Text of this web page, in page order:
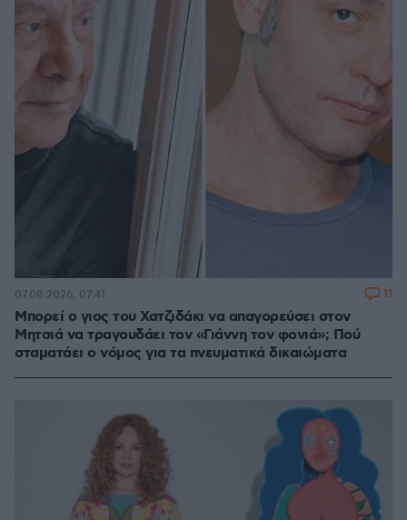
Μπορεί ο γιος του Χατζιδάκι να απαγορεύσει στον
Μητσιά να τραγουδάει τον «Γιάννη τον φονιά»; Πού
σταματάει ο νόμος για τα πνευματικά δικαιώματα
07.08.2026, 07:41 11